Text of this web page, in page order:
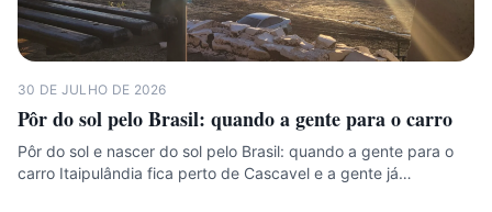
30 DE JULHO DE 2026
Pôr do sol pelo Brasil: quando a gente para o carro
Pôr do sol e nascer do sol pelo Brasil: quando a gente para o
carro Itaipulândia fica perto de Cascavel e a gente já…